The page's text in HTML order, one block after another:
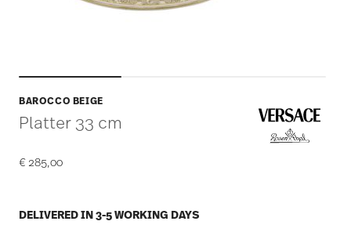
BAROCCO BEIGE
Platter 33 cm
€ 285,00
DELIVERED IN 3-5 WORKING DAYS